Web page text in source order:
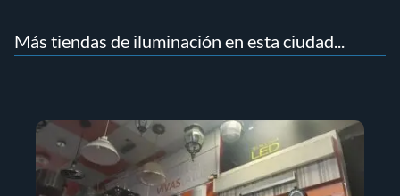
Más tiendas de iluminación en esta ciudad...